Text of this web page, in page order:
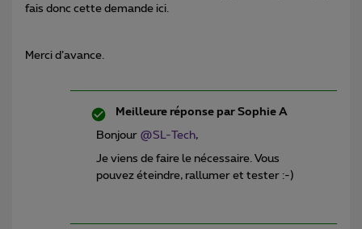
fais donc cette demande ici.
Merci d’avance.
Meilleure réponse par Sophie A
Bonjour @SL-Tech,
Je viens de faire le nécessaire. Vous
pouvez éteindre, rallumer et tester :-)